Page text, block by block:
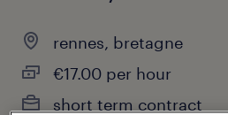
rennes, bretagne
€17.00 per hour
short term contract